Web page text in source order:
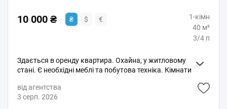
10 000 ₴ ₴ $ €
1-кімн
40 м²
3/4 п
Здається в оренду квартира. Охайна, у житловому
стані. Є необхідні меблі та побутова техніка. Кімнати
зупинки транспорту та все необхідне для життя.
Підійде для спокійного проживання.
від агентства
3 серп. 2026